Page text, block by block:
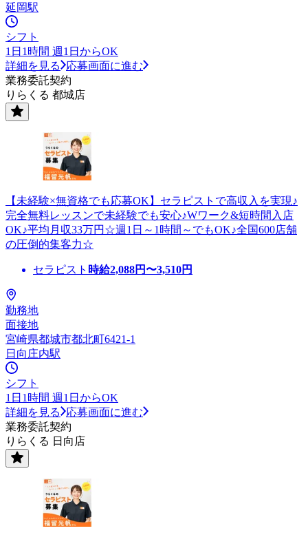
延岡駅
シフト
1日1時間 週1日からOK
詳細を見る
応募画面に進む
業務委託契約
りらくる 都城店
【未経験×無資格でも応募OK】セラピストで高収入を実現♪
完全無料レッスンで未経験でも安心♪Wワーク&短時間入店
OK♪平均月収33万円☆週1日～1時間～でもOK♪全国600店舗
の圧倒的集客力☆
セラピスト 時給2,088円〜3,510円
勤務地
面接地
宮崎県都城市都北町6421-1
日向庄内駅
シフト
1日1時間 週1日からOK
詳細を見る
応募画面に進む
業務委託契約
りらくる 日向店